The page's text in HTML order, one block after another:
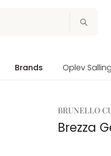
Brands Oplev
BRUNELLO
Brezza